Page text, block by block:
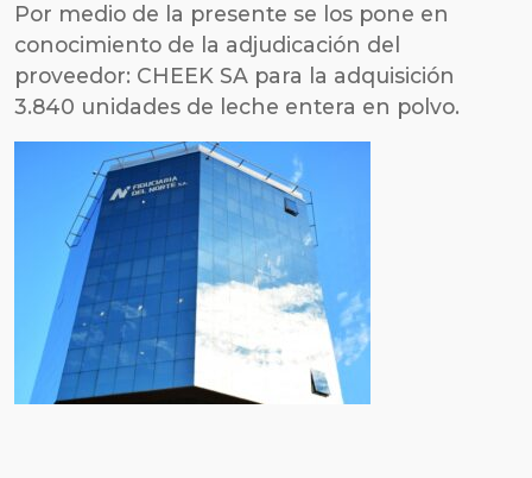
Por medio de la presente se los pone en
conocimiento de la adjudicación del
proveedor: CHEEK SA para la adquisición
3.840 unidades de leche entera en polvo.